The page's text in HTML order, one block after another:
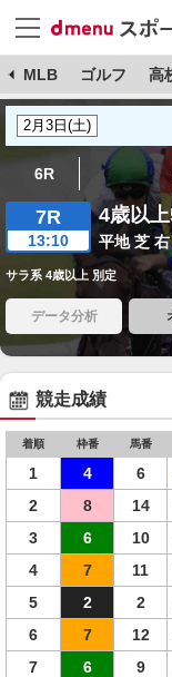
MLB ゴルフ 高
6R
7R
13:10
4歳以
平地 芝
サラ系 4歳以上 別定
データ分析
競走成績
着順 枠番 馬番
1 4 6
2
8 14
3
6 10
4
7 11
5
2 2
6
7 12
7
6 9